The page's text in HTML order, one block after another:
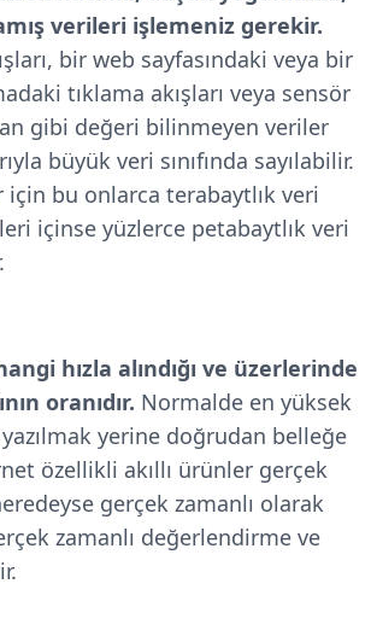
verileri işlemeniz gerekir.
bir web sayfasındaki veya bir
tıklama akışları veya sensör
gibi değeri bilinmeyen veriler
büyük veri sınıfında sayılabilir.
için bu onlarca terabaytlık veri
içinse yüzlerce petabaytlık veri
hızla alındığı ve üzerlerinde
oranıdır. Normalde en yüksek
yazılmak yerine doğrudan belleğe
özellikli akıllı ürünler gerçek
gerçek zamanlı olarak
zamanlı değerlendirme ve